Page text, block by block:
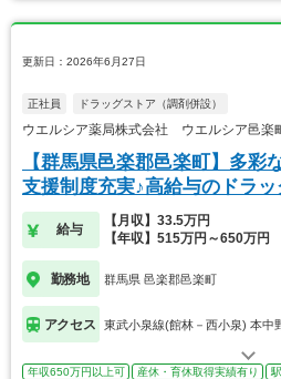
更新日：2026年6月27日
正社員 ドラッグストア（調剤併設）
ウエルシア薬局株式会社 ウエルシア邑楽
【群馬県邑楽郡邑楽町】多彩
支援制度充実♪高給与のドラ
給与
【月収】33.5万円
【年収】515万円～650万円
勤務地 群馬県 邑楽郡邑楽町
アクセス 東武小泉線(館林－西小泉) 本中
年収650万円以上可 産休・育休取得実績有り